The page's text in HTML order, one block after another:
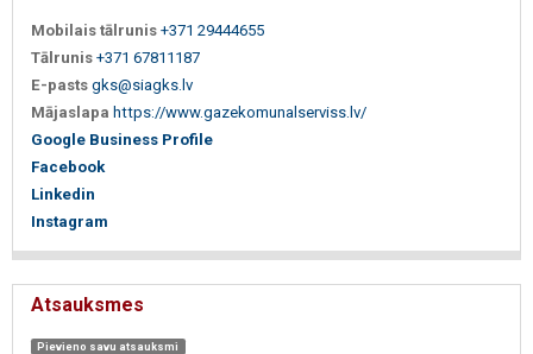
Mobilais tālrunis +371 29444655
Tālrunis +371 67811187
E-pasts gks@siagks.lv
Mājaslapa https://www.gazekomunalserviss.lv/
Google Business Profile
Facebook
Linkedin
Instagram
Atsauksmes
Pievieno savu atsauksmi